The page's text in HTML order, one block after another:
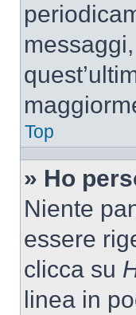
Top
» Ho
Niente
essere
clicca su
linea in